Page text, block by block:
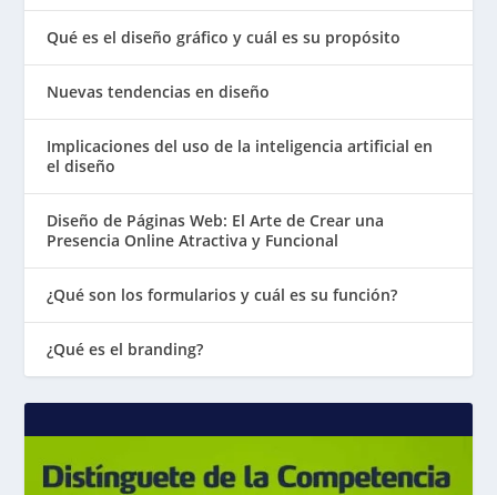
Qué es el diseño gráfico y cuál es su propósito
Nuevas tendencias en diseño
Implicaciones del uso de la inteligencia artificial en
el diseño
Diseño de Páginas Web: El Arte de Crear una
Presencia Online Atractiva y Funcional
¿Qué son los formularios y cuál es su función?
¿Qué es el branding?